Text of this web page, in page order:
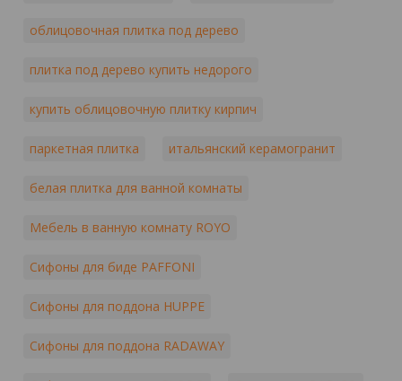
облицовочная плитка под дерево
плитка под дерево купить недорого
купить облицовочную плитку кирпич
паркетная плитка итальянский керамогранит
белая плитка для ванной комнаты
Мебель в ванную комнату ROYO
Сифоны для биде PAFFONI
Сифоны для поддона HUPPE
Сифоны для поддона RADAWAY